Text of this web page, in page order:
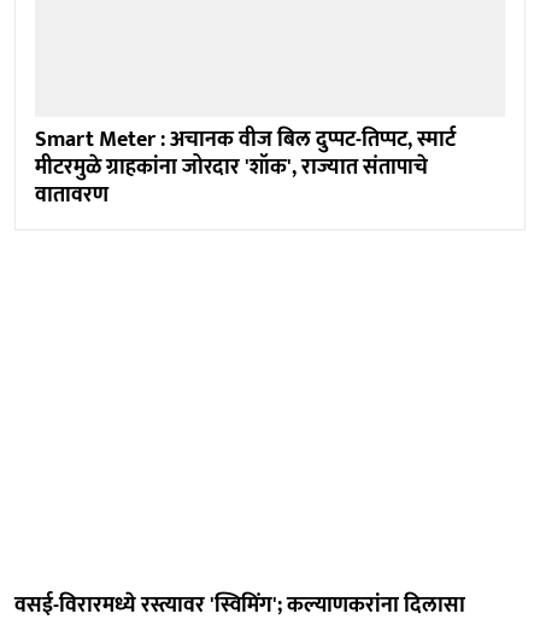
Smart Meter : अचानक वीज बिल दुप्पट-तिप्पट, स्मार्ट
मीटरमुळे ग्राहकांना जोरदार 'शॉक', राज्यात संतापाचे
वातावरण
वसई-विरारमध्ये रस्त्यावर 'स्विमिंग'; कल्याणकरांना दिलासा